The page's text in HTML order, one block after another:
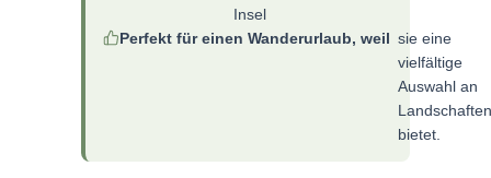
Insel
Perfekt für einen Wanderurlaub, weil sie eine
vielfältige
Auswahl an
Landschaften
bietet.